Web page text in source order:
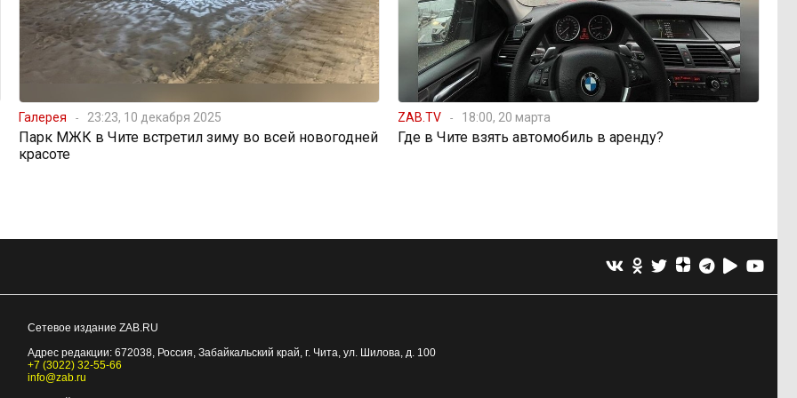
Галерея 23:23, 10 декабря 2025
Парк МЖК в Чите встретил зиму во всей новогодней
красоте
ZAB.TV 18:00, 20 марта
Где в Чите взять автомобиль в аренду?
Сетевое издание ZAB.RU
Адрес редакции: 672038, Россия, Забайкальский край, г. Чита, ул. Шилова, д. 100
+7 (3022) 32-55-66
info@zab.ru